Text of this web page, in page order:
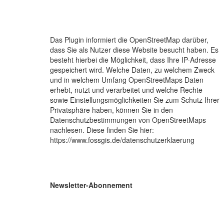
Das Plugin informiert die OpenStreetMap darüber,
dass Sie als Nutzer diese Website besucht haben. Es
besteht hierbei die Möglichkeit, dass Ihre IP-Adresse
gespeichert wird. Welche Daten, zu welchem Zweck
und in welchem Umfang OpenStreetMaps Daten
erhebt, nutzt und verarbeitet und welche Rechte
sowie Einstellungsmöglichkeiten Sie zum Schutz Ihrer
Privatsphäre haben, können Sie in den
Datenschutzbestimmungen von OpenStreetMaps
nachlesen. Diese finden Sie hier:
https://www.fossgis.de/datenschutzerklaerung
Newsletter-Abonnement